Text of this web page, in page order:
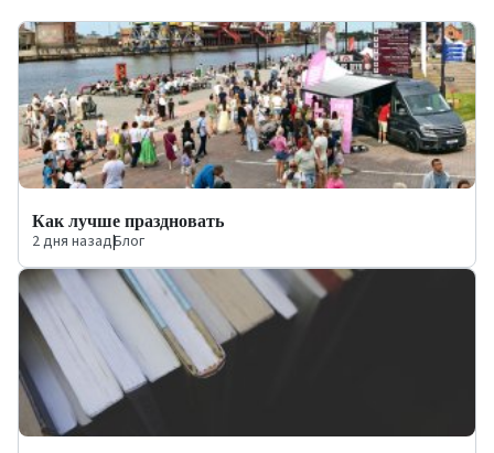
Как лучше праздновать
2 дня назад|Блог